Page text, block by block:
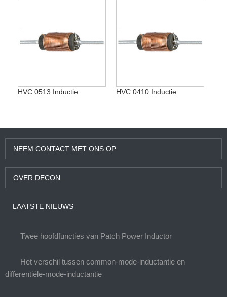
HVC 0513 Inductie HVC 0410 Inductie
NEEM CONTACT MET ONS OP
OVER DECON
LAATSTE NIEUWS
Twee hoofdfuncties van Patch Power Inductor
Het verschil tussen common-mode-inductantie en
differentiële-mode-inductantie